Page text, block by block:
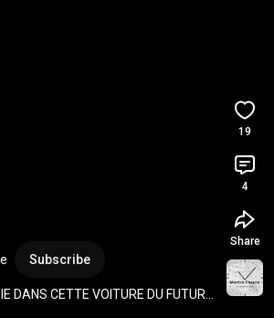
Subscribe
DANS CETTE VOITURE DU FUTUR !
19
4
Share